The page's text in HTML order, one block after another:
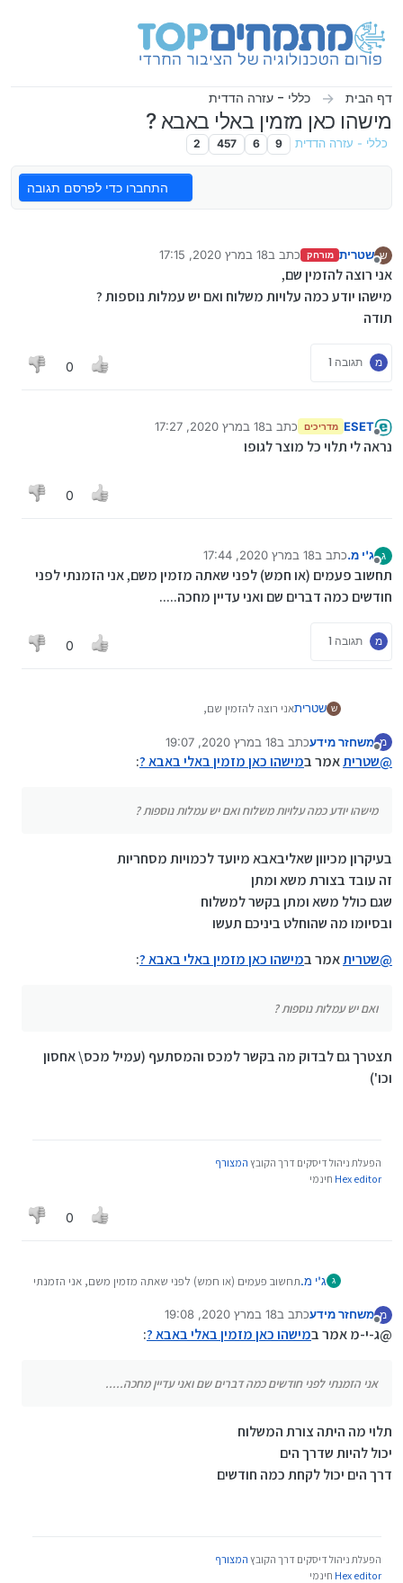
דף הבית כללי - עזרה הדדית
מישהו כאן מזמין באלי באבא ?
כללי - עזרה הדדית 9
6
457
2
התחברו כדי לפרסם תגובה
ש שטרית מורחק כתב ב18 במרץ 2020, 17:15
נערך לאחרונה על ידי
אני רוצה להזמין שם,
מישהו יודע כמה עלויות משלוח ואם יש עמלות נוספות ?
תודה
מ תגובה 1 0
מנותק
ESET מדריכים כתב ב18 במרץ 2020, 17:27
נערך לאחרונה על ידי
נראה לי תלוי כל מוצר לגופו
0
ג
מנותק
ג'י מ.כתב ב18 במרץ 2020, 17:44
נערך לאחרונה על ידי
תחשוב פעמים (או חמש) לפני שאתה מזמין משם, אני הזמנתי לפני
חודשים כמה דברים שם ואני עדיין מחכה.....
מ תגובה 1 0
ש שטריתאני רוצה להזמין שם,
תודה
מ משחזר מידעכתב ב18 במרץ 2020, 19:07
נערך לאחרונה על ידי משחזר מידע
@שטריתאמר במישהו כאן מזמין באלי באבא ?:
מישהו יודע כמה עלויות משלוח ואם יש עמלות נוספות ?
בעיקרון מכיוון שאליבאבא מיועד לכמויות מסחריות
זה עובד בצורת משא ומתן
שגם כולל משא ומתן בקשר למשלוח
ובסיומו מה שהוחלט ביניכם תעשו
@שטריתאמר במישהו כאן מזמין באלי באבא ?:
ואם יש עמלות נוספות ?
תצטרך גם לבדוק מה בקשר למכס והמסתעף (עמיל מכס\ אחסון
וכו')
הפעלת ניהול דיסקים דרך הקובץ המצורף
Hex editor חינמי
0
ג ג'י מ.תחשוב פעמים (או חמש) לפני שאתה מזמין משם, אני הזמנתי
מ משחזר מידעכתב ב18 במרץ 2020, 19:08
נערך לאחרונה על ידי
@ג-י-מ אמר במישהו כאן מזמין באלי באבא ?:
אני הזמנתי לפני חודשים כמה דברים שם ואני עדיין מחכה.....
תלוי מה היתה צורת המשלוח
יכול להיות שדרך הים
דרך הים יכול לקחת כמה חודשים
הפעלת ניהול דיסקים דרך הקובץ המצורף
Hex editor חינמי